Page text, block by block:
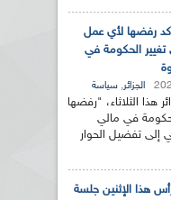
رفضها لأي عمل
الحكومة في
الجزائر, سياسة
هذا الثلاثاء، "رفضها
في مالي
إلى تفضيل الحوار
هذا الإثنين جلسة